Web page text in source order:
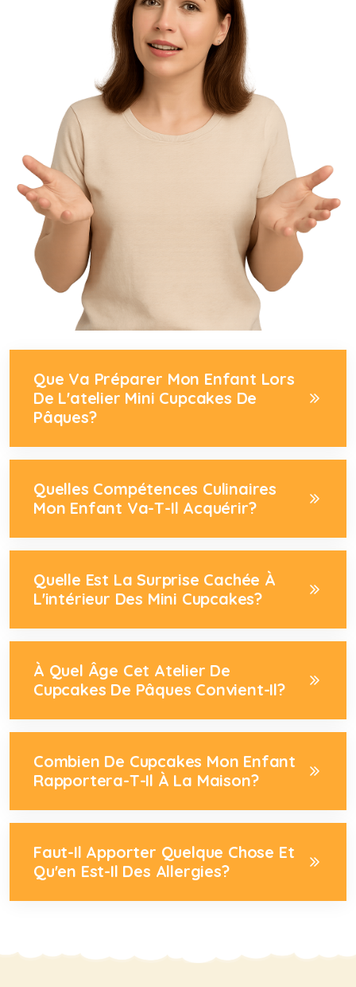
Que Va Préparer Mon Enfant Lors
De L'atelier Mini Cupcakes De
Pâques?
Quelles Compétences Culinaires
Mon Enfant Va-T-Il Acquérir?
Quelle Est La Surprise Cachée À
L'intérieur Des Mini Cupcakes?
À Quel Âge Cet Atelier De
Cupcakes De Pâques Convient-Il?
Combien De Cupcakes Mon Enfant
Rapportera-T-Il À La Maison?
Faut-Il Apporter Quelque Chose Et
Qu'en Est-Il Des Allergies?